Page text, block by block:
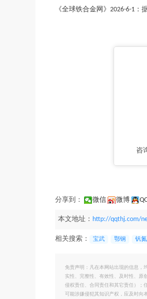
《全球铁合金网》2026-6-1
咨
分享到： 微信 微博
本文地址： http://qqthj.com/
相关搜索： 宝武 鄂钢 钒
免责声明：凡在本网站出现的信息，
实性、完整性、有效性、及时性、原
侵权责任、合同责任和其它责任）；
可能涉嫌侵犯其知识产权，应及时向